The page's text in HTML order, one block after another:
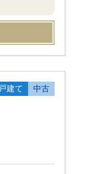
戸建て 中古